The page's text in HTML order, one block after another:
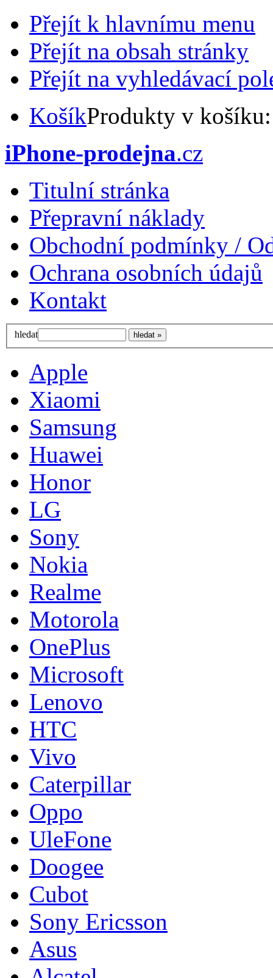
Přejít k hlavnímu menu
Přejít na obsah stránky
Přejít na vyhledávací
KošíkProdukty v
iPhone-prodejna.cz
Titulní stránka
Přepravní náklady
Obchodní podmínky /
Ochrana osobních údajů
Kontakt
hledat
Apple
Xiaomi
Samsung
Huawei
Honor
LG
Sony
Nokia
Realme
Motorola
OnePlus
Microsoft
Lenovo
HTC
Vivo
Caterpillar
Oppo
UleFone
Doogee
Cubot
Sony Ericsson
Asus